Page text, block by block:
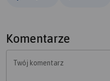
Komentarze
Twój komentarz